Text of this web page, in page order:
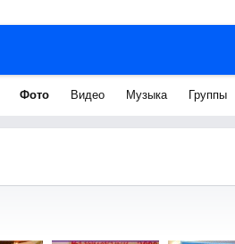
Фото Видео Музыка Группы